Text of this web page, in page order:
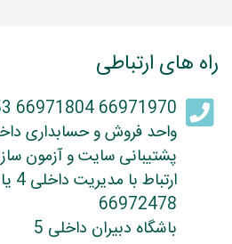
راه های ارتباطی
66971970 66971804 021-66175053
واحد فروش و حسابداری داخلی
پشتیبانی سایت و آزمون ساز
66972478
باشگاه دبیران داخلی 5